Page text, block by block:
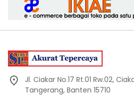
Jl. Ciakar No.17 Rt.01 Rw.02,
Tangerang, Banten 15710